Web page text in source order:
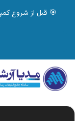
نمایشگر
ویدیو